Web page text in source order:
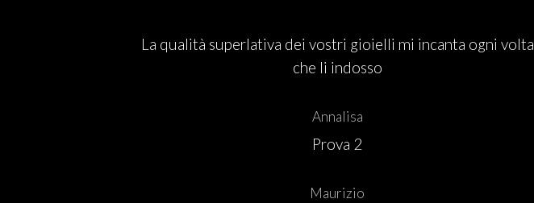
La qualità superlativa dei vostri gioielli mi incanta ogni volta
che li indosso
Annalisa
Prova 2
Maurizio